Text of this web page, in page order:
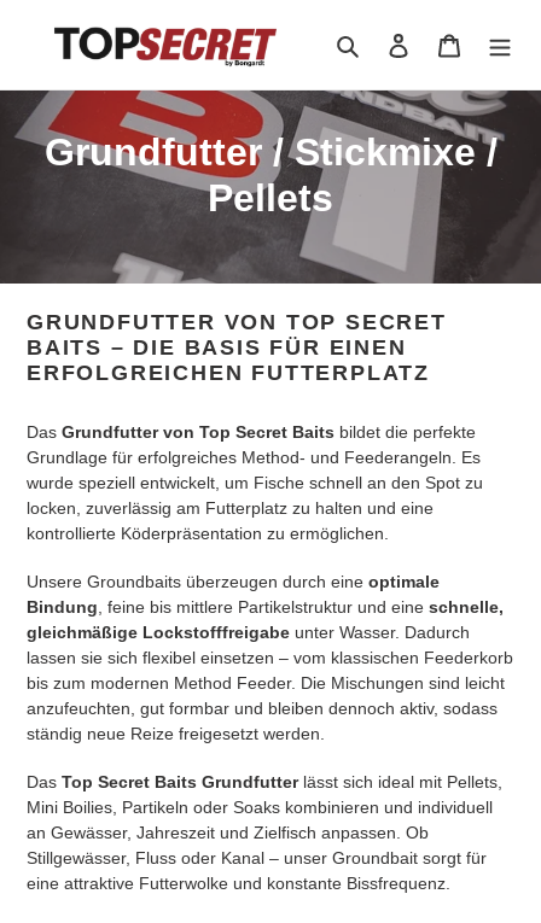
Suchen Einloggen
K
e
g
o
r
i
e
Grundfutter / Stickmixe /
Pellets
GRUNDFUTTER VON TOP SECRET
BAITS – DIE BASIS FÜR EINEN
ERFOLGREICHEN FUTTERPLATZ
Das Grundfutter von Top Secret Baits bildet die perfekte
Grundlage für erfolgreiches Method- und Feederangeln. Es
wurde speziell entwickelt, um Fische schnell an den Spot zu
locken, zuverlässig am Futterplatz zu halten und eine
kontrollierte Köderpräsentation zu ermöglichen.
Unsere Groundbaits überzeugen durch eine optimale
Bindung , feine bis mittlere Partikelstruktur und eine schnelle,
gleichmäßige Lockstofffreigabe unter Wasser. Dadurch
lassen sie sich flexibel einsetzen – vom klassischen Feederkorb
bis zum modernen Method Feeder. Die Mischungen sind leicht
anzufeuchten, gut formbar und bleiben dennoch aktiv, sodass
ständig neue Reize freigesetzt werden.
Das Top Secret Baits Grundfutterlässt sich ideal mit Pellets,
Mini Boilies, Partikeln oder Soaks kombinieren und individuell
an Gewässer, Jahreszeit und Zielfisch anpassen. Ob
Stillgewässer, Fluss oder Kanal – unser Groundbait sorgt für
eine attraktive Futterwolke und konstante Bissfrequenz.